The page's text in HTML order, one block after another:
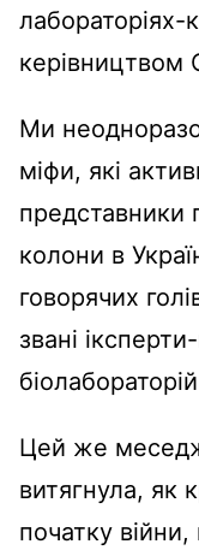
лабораторіях-
Ми
міфи, які
представники
колони в
говорячих
звані
Цей же
витягнула, як
початку